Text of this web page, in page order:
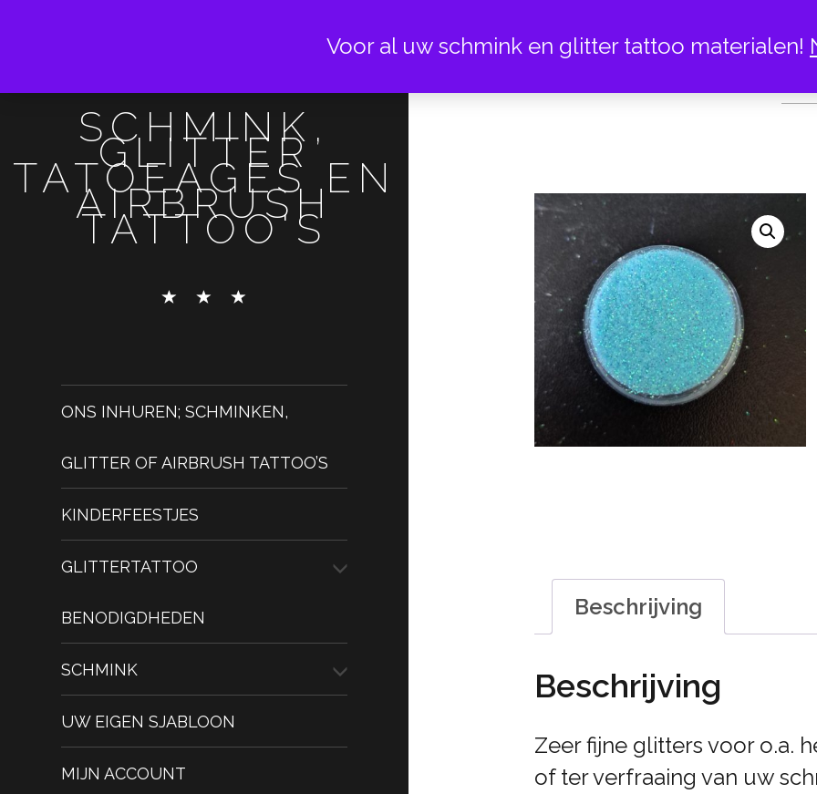
SCHMINK,
GLITTER
TATOEAGES EN
AIRBRUSH
TATTOO'S
ONS INHUREN; SCHMINKEN,
GLITTER OF AIRBRUSH TATTOO’S
KINDERFEESTJES
GLITTERTATTOO
BENODIGDHEDEN
SCHMINK
UW EIGEN SJABLOON
MIJN ACCOUNT
454
Beschrijving
Beschrijving
Zeer fijne glitters voor o.a.
of ter verfraaing van uw
Voor al uw schmink en glitter tattoo materialen!